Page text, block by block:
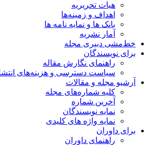
هیات تحریریه
اهداف و زمینه‌ها
بانک ها و نمایه نامه ها
آمار نشریه
خط‌مشی دبیری مجله
برای نویسندگان
راهنمای نگارش مقاله
سیاست دسترسی و هزینه‌های انتشار
آرشیو مجله و مقالات
کلیه شماره‌های مجله
آخرین شماره
نمایه نویسندگان
نمایه واژه های کلیدی
برای داوران
راهنمای داوران